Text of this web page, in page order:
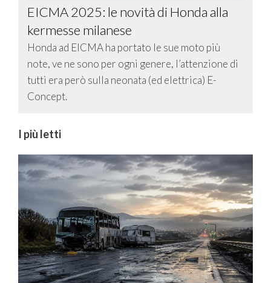
EICMA 2025: le novità di Honda alla
kermesse milanese
Honda ad EICMA ha portato le sue moto più
note, ve ne sono per ogni genere, l’attenzione di
tutti era però sulla neonata (ed elettrica) E-
Concept.
I più letti